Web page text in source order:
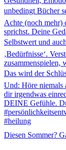
Diesen Sommer?